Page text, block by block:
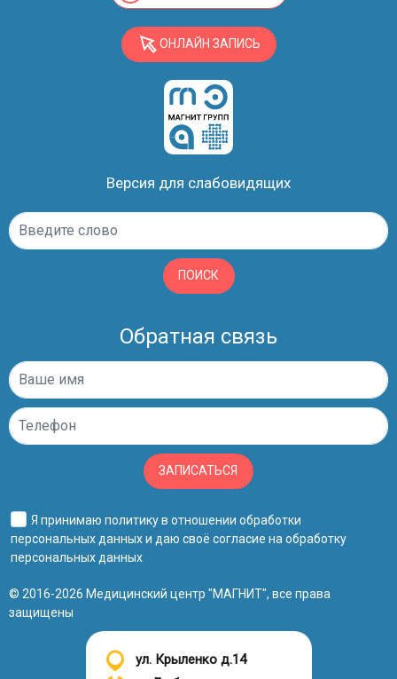
ОНЛАЙН ЗАПИСЬ
Версия для слабовидящих
ПОИСК
Обратная связь
ЗАПИСАТЬСЯ
Я принимаю политику в отношении обработки
персональных данныхи даю своё согласие на обработку
персональных данных
© 2016-2026 Медицинский центр "МАГНИТ", все права
защищены
ул. Крыленко д.14